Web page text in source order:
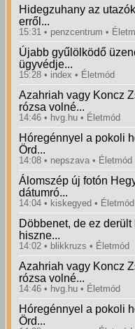
Hidegzuhany az
erről...
15:31 penzcentrum
Újabb gyűlölködő
ügyvédje...
15:28 index Életmód
Azahriah vagy Koncz
rózsa volné...
14:46 hvg.hu Életmód
Hóregénnyel a pokoli
Örd...
14:08 nepszava Életmód
Álomszép új fotón
dátumró...
14:04 kiskegyed Életmód
Döbbenet, de ez
hiszne...
14:02 blikkruzs Életmód
Azahriah vagy Koncz
rózsa volné...
14:46 hvg.hu Életmód
Hóregénnyel a pokoli
Örd...